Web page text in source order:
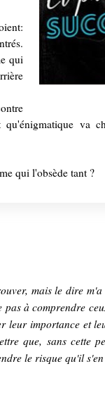
qui
va
qui l'obsède tant ?
mais le dire
à comprendre
leur importance et
que, sans cette
le risque qu'il